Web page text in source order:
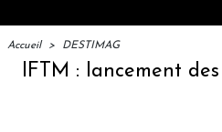
Accueil > DESTIMAG
IFTM : lancement des